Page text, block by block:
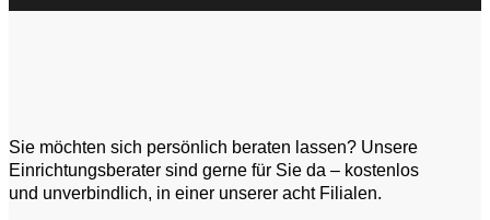
Sie möchten sich persönlich beraten lassen? Unsere
Einrichtungsberater sind gerne für Sie da – kostenlos
und unverbindlich, in einer unserer acht Filialen.